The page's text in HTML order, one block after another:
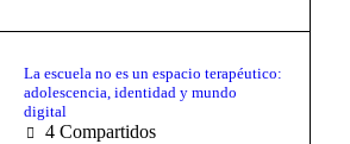
La escuela no es un espacio terapéutico:
adolescencia, identidad y mundo
digital
4 Compartidos